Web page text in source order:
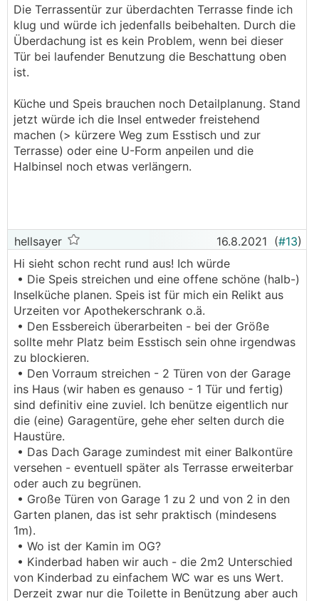
Die Terrassentür zur überdachten Terrasse finde ich
klug und würde ich jedenfalls beibehalten. Durch die
Überdachung ist es kein Problem, wenn bei dieser
Tür bei laufender Benutzung die Beschattung oben
ist.
Küche und Speis brauchen noch Detailplanung. Stand
jetzt würde ich die Insel entweder freistehend
machen (> kürzere Weg zum Esstisch und zur
Terrasse) oder eine U-Form anpeilen und die
Halbinsel noch etwas verlängern.
hellsayer 16.8.2021 (#13)
Hi sieht schon recht rund aus! Ich würde
• Die Speis streichen und eine offene schöne (halb-)
Inselküche planen. Speis ist für mich ein Relikt aus
Urzeiten vor Apothekerschrank o.ä.
• Den Essbereich überarbeiten - bei der Größe
sollte mehr Platz beim Esstisch sein ohne irgendwas
zu blockieren.
• Den Vorraum streichen - 2 Türen von der Garage
ins Haus (wir haben es genauso - 1 Tür und fertig)
sind definitiv eine zuviel. Ich benütze eigentlich nur
die (eine) Garagentüre, gehe eher selten durch die
Haustüre.
• Das Dach Garage zumindest mit einer Balkontüre
versehen - eventuell später als Terrasse erweiterbar
oder auch zu begrünen.
• Große Türen von Garage 1 zu 2 und von 2 in den
Garten planen, das ist sehr praktisch (mindesens
1m).
• Wo ist der Kamin im OG?
• Kinderbad haben wir auch - die 2m2 Unterschied
von Kinderbad zu einfachem WC war es uns Wert.
Derzeit zwar nur die Toilette in Benützung aber auch